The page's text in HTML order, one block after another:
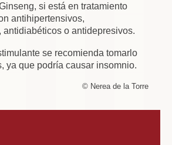
si está en tratamiento
antihipertensivos,
antidiabéticos o antidepresivos.
se recomienda tomarlo
ya que podría causar insomnio.
© Nerea de la Torre